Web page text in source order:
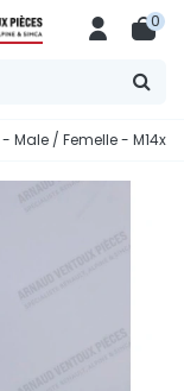
0
/ Femelle -